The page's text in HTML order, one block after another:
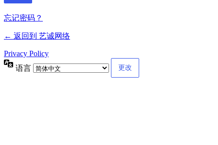
忘记密码？
← 返回到 艺诚网络
Privacy Policy
语言